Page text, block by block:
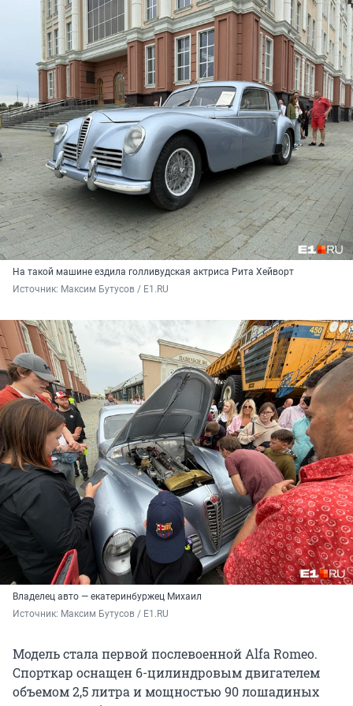
На такой машине ездила голливудская актриса Рита Хейворт
Источник: Максим Бутусов / E1.RU
Владелец авто — екатеринбуржец Михаил
Источник: Максим Бутусов / E1.RU
Модель стала первой послевоенной Alfa Romeo.
Спорткар оснащен 6-цилиндровым двигателем
объемом 2,5 литра и мощностью 90 лошадиных